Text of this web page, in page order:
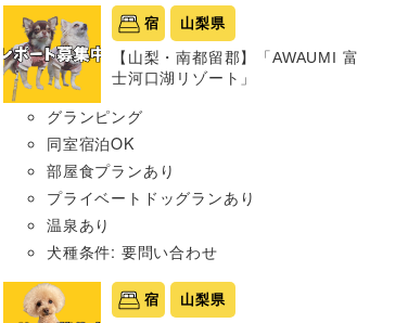
宿 山梨県
【山梨・南都留郡】「AWAUMI 富
士河口湖リゾート」
グランピング
同室宿泊OK
部屋食プランあり
プライベートドッグランあり
温泉あり
犬種条件: 要問い合わせ
宿 山梨県